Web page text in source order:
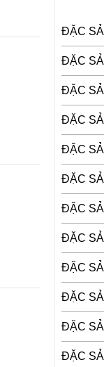
ĐẶC
ĐẶC
ĐẶC
ĐẶC
ĐẶC
ĐẶC
ĐẶC
ĐẶC
ĐẶC
ĐẶC
ĐẶC
ĐẶC